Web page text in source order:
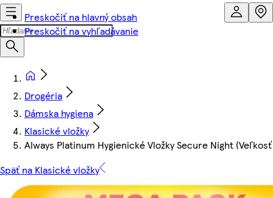
Preskočiť na hlavný obsah
Preskočiť na vyhľadávanie
Drogéria
Dámska hygiena
Klasické vložky
Always Platinum Hygienické Vložky Secure Night
Späť na Klasické vložky